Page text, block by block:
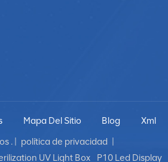
Mapa Del Sitio Blog Xml
. |
política de privacidad
UV Light Box P10 Led Display